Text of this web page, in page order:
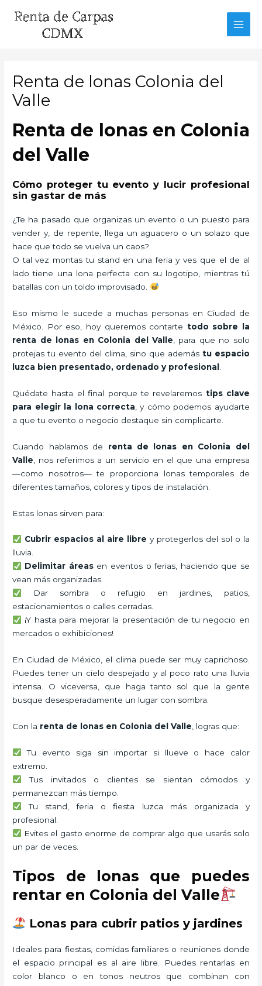
Renta de lonas Colonia del
Valle
Renta de lonas en Colonia
del Valle
Cómo proteger tu evento y lucir profesional
sin gastar de más
¿Te ha pasado que organizas un evento o un puesto para
vender y, de repente, llega un aguacero o un solazo que
hace que todo se vuelva un caos?
O tal vez montas tu stand en una feria y ves que el de al
lado tiene una lona perfecta con su logotipo, mientras tú
batallas con un toldo improvisado.
Eso mismo le sucede a muchas personas en Ciudad de
México. Por eso, hoy queremos contarte todo sobre la
renta de lonas en Colonia del Valle , para que no solo
protejas tu evento del clima, sino que además tu espacio
luzca bien presentado, ordenado y profesional
Quédate hasta el final porque te revelaremos tips clave
para elegir la lona correcta , y cómo podemos ayudarte
a que tu evento o negocio destaque sin complicarte.
Cuando hablamos de renta de lonas en Colonia del
Valle , nos referimos a un servicio en el que una empresa
—como nosotros— te proporciona lonas temporales de
diferentes tamaños, colores y tipos de instalación.
Estas lonas sirven para:
Cubrir espacios al aire libre y protegerlos del sol o la
lluvia.
Delimitar áreasen eventos o ferias, haciendo que se
vean más organizadas.
Dar sombra o refugio en jardines, patios,
estacionamientos o calles cerradas.
¡Y hasta para mejorar la presentación de tu negocio en
mercados o exhibiciones!
En Ciudad de México, el clima puede ser muy caprichoso.
Puedes tener un cielo despejado y al poco rato una lluvia
intensa. O viceversa, que haga tanto sol que la gente
busque desesperadamente un lugar con sombra.
Con la renta de lonas en Colonia del Valle , logras que:
Tu evento siga sin importar si llueve o hace calor
extremo.
Tus invitados o clientes se sientan cómodos y
permanezcan más tiempo.
Tu stand, feria o fiesta luzca más organizada y
profesional.
Evites el gasto enorme de comprar algo que usarás solo
un par de veces.
Tipos de lonas que puedes
rentar en Colonia del Valle
Lonas para cubrir patios y jardines
Ideales para fiestas, comidas familiares o reuniones donde
el espacio principal es al aire libre. Puedes rentarlas en
color blanco o en tonos neutros que combinan con